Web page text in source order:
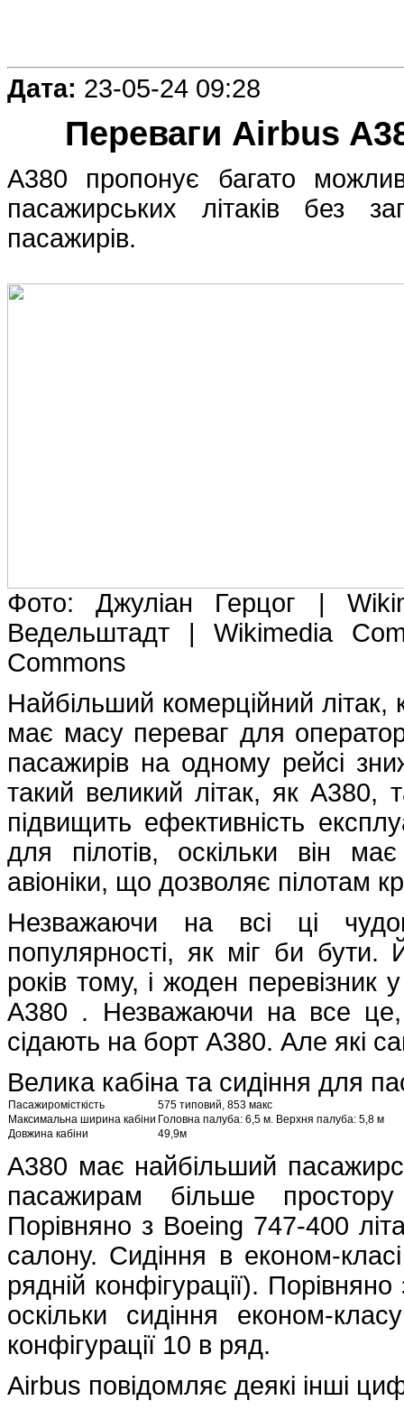
Дата: 23-05-24 09:28
Переваги Airbus
A380 пропонує багато
пасажирських літаків без
пасажирів.
Фото: Джуліан Герцог |
Ведельштадт | Wikimedia
Commons
Найбільший комерційний
має масу переваг для
пасажирів на одному рейсі
такий великий літак, як A380,
підвищить ефективність
для пілотів, оскільки він
авіоніки, що дозволяє пілотам
Незважаючи на всі ці
популярності, як міг би бути.
років тому, і жоден
A380 . Незважаючи на все це,
сідають на борт A380. Але які
Велика кабіна та сидіння для
Пасажиромісткість
575 типовий, 853 макс
Максимальна ширина кабіни Головна палуба: 6,5 м. Верхня палуба: 5,8 м
Довжина кабіни
49,9м
А380 має найбільший
пасажирам більше
Порівняно з Boeing 747-400
салону. Сидіння в економ-
рядній конфігурації).
оскільки сидіння економ-
конфігурації 10 в ряд.
Airbus повідомляє деякі інші